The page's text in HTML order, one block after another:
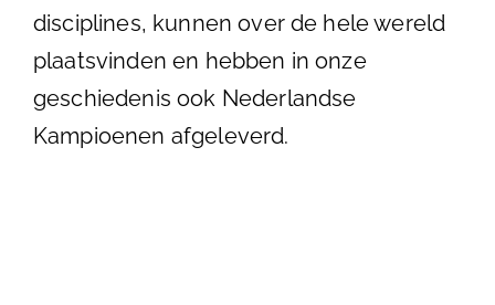
disciplines, kunnen over de hele wereld
plaatsvinden en hebben in onze
geschiedenis ook Nederlandse
Kampioenen afgeleverd.